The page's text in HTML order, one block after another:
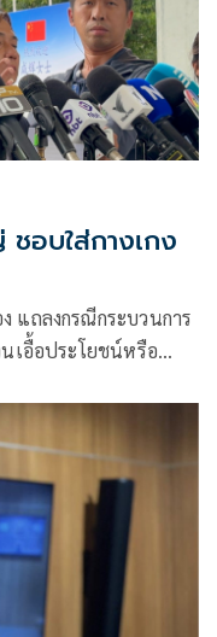
อบใส่กางเกง
แถลงกรณีกระบวนการ
เอื้อประโยชน์หรือ
นุชนาฏ